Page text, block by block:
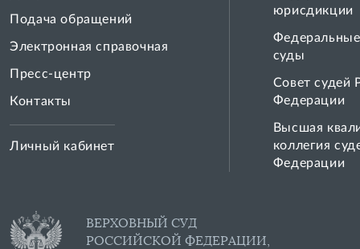
Подача обращений
Электронная справочная
Пресс-центр
Контакты
Личный кабинет
юрисдикции
суды
Совет cудей
Федерации
Высшая
коллегия
Федерации
ВЕРХОВНЫЙ СУД
РОССИЙСКОЙ ФЕДЕРАЦИИ,